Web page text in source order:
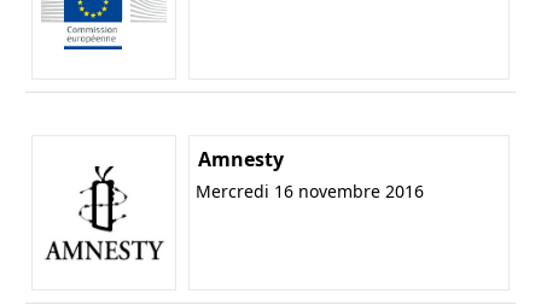
Amnesty
Mercredi 16 novembre 2016